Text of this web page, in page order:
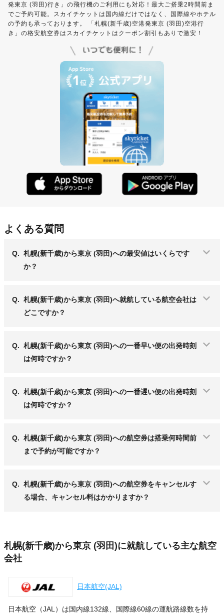
発東京 (羽田)行き」の飛行機のご利用にも対応！最大ご搭乗2時間前ま
でご予約可能。スカイチケットは国内線だけではなく、国際線やホテル
の予約も承っております。 「札幌(新千歳)空港発東京 (羽田)空港行
き」の格安航空券はスカイチケットはクーポン割引もありで激安！
よくある質問
Q. 札幌(新千歳)から東京 (羽田)への最安値はいくらです
か？
Q. 札幌(新千歳)から東京 (羽田)へ就航している航空会社は
どこですか？
Q. 札幌(新千歳)から東京 (羽田)への一番早い便の出発時刻
は何時ですか？
Q. 札幌(新千歳)から東京 (羽田)への一番遅い便の出発時刻
は何時ですか？
Q. 札幌(新千歳)から東京 (羽田)への航空券は搭乗何時間前
まで予約が可能ですか？
Q. 札幌(新千歳)から東京 (羽田)への航空券をキャンセルす
る場合、キャンセル料はかかりますか？
札幌(新千歳)から東京 (羽田)に就航している主な航空
会社
日本航空(JAL)
日本航空（JAL）は国内線132線、国際線60線の運航路線数を持